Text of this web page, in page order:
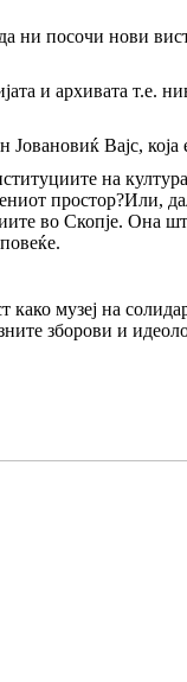
ни посочи нови
и архивата т.е.
Вајс, која
на
простор?Или,
во Скопје. Она
музеј на
зборови и